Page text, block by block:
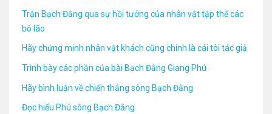
Trận Bạch Đằng qua sự hồi tưởng của nhân vật tập thể các
bô lão
Hãy chứng minh nhân vật khách cũng chính là cái tôi tác giả
Trình bày các phần của bài Bạch Đằng Giang Phú
Hãy bình luận về chiến thắng sông Bạch Đằng
Đọc hiểu Phú sông Bạch Đằng